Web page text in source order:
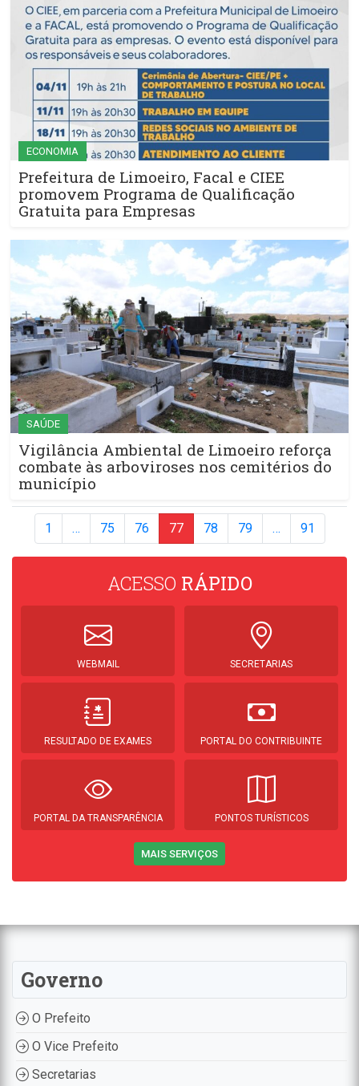
ECONOMIA
Prefeitura de Limoeiro, Facal e CIEE
promovem Programa de Qualificação
Gratuita para Empresas
SAÚDE
Vigilância Ambiental de Limoeiro reforça
combate às arboviroses nos cemitérios do
município
1 … 75 76 77 78 79 … 91
ACESSO RÁPIDO
WEBMAIL SECRETARIAS
RESULTADO DE EXAMES PORTAL DO CONTRIBUINTE
PORTAL DA TRANSPARÊNCIA PONTOS TURÍSTICOS
MAIS SERVIÇOS
Governo
O Prefeito
O Vice Prefeito
Secretarias